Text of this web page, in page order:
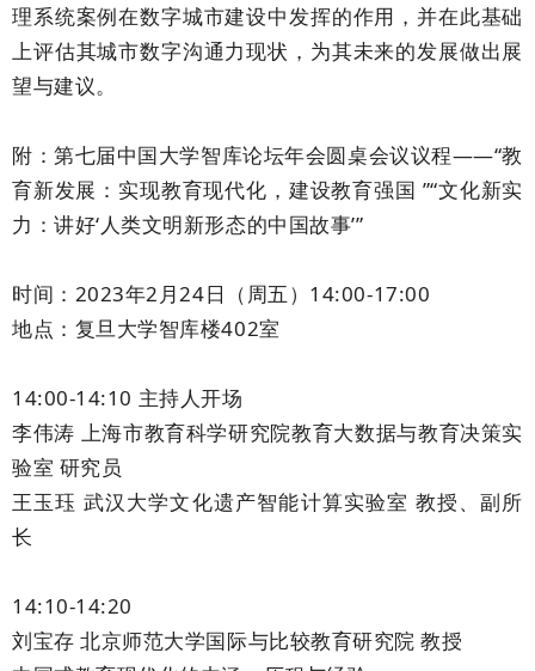
理系统案例在数字城市建设中发挥的作用，并在此基础
上评估其城市数字沟通力现状，为其未来的发展做出展
望与建议。
附：第七届中国大学智库论坛年会圆桌会议议程——“教
育新发展：实现教育现代化，建设教育强国 ”“文化新实
力：讲好‘人类文明新形态的中国故事’”
时间：2023年2月24日（周五）14:00-17:00
地点：复旦大学智库楼402室
14:00-14:10 主持人开场
李伟涛 上海市教育科学研究院教育大数据与教育决策实
验室 研究员
王玉珏 武汉大学文化遗产智能计算实验室 教授、副所
长
14:10-14:20
刘宝存 北京师范大学国际与比较教育研究院 教授